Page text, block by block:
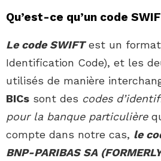
Qu’est-ce qu’un code
Le code SWIFTest un format
Identification Code), et les
utilisés de manière
BICs sont des codes
pour la banque particulière
compte dans notre cas, le
BNP-PARIBAS SA